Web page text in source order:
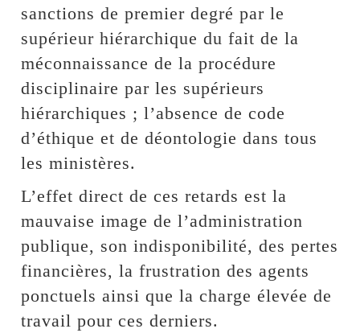
sanctions de premier degré par le
supérieur hiérarchique du fait de la
méconnaissance de la procédure
disciplinaire par les supérieurs
hiérarchiques ; l’absence de code
d’éthique et de déontologie dans tous
les ministères.
L’effet direct de ces retards est la
mauvaise image de l’administration
publique, son indisponibilité, des pertes
financières, la frustration des agents
ponctuels ainsi que la charge élevée de
travail pour ces derniers.